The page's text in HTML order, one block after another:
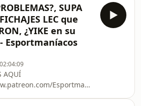
Esportmaniacos-Steam
del mundo y punto:
esportmaniacos
AQUÍ
Esportmaniacos
esportmaniacos
SUPA
LEC que
¿YIKE en su
- Esportmaníacos
02:04:09
AQUÍ
Esportmaniacos